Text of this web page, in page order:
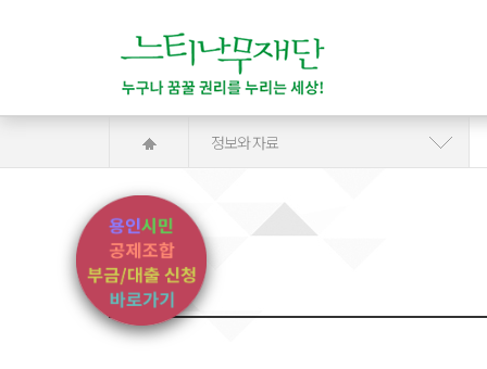
정보와 자료